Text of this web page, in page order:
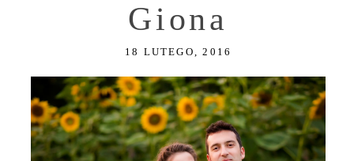
Giona
18 LUTEGO, 2016